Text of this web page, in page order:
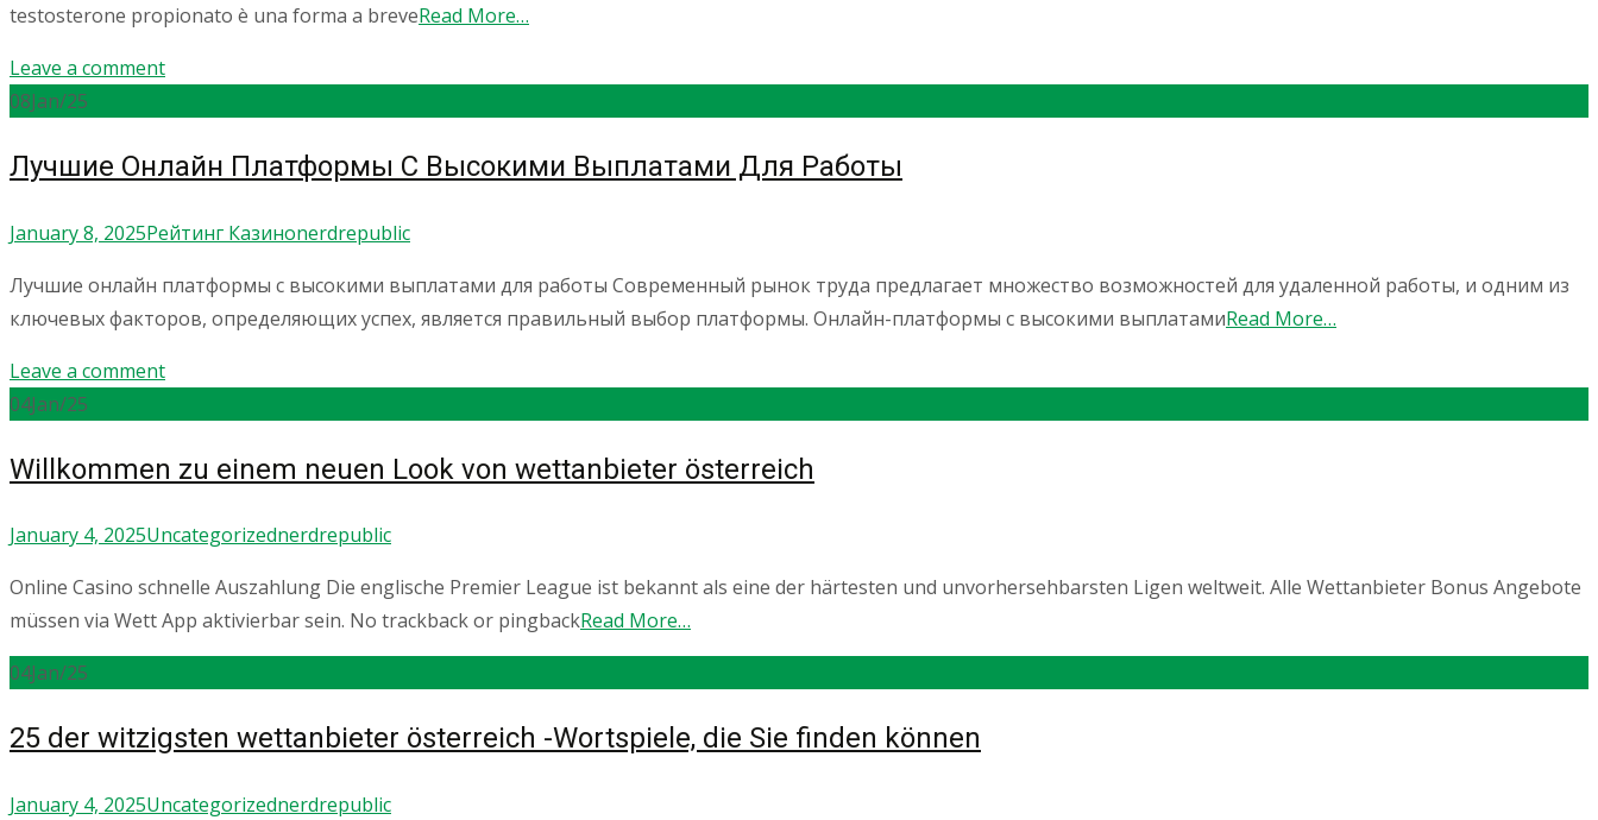
testosterone propionato è una forma a breveRead More…
Leave a comment
08Jan/25
Лучшие Онлайн Платформы С Высокими Выплатами Для Работы
January 8, 2025Рейтинг Казиноnerdrepublic
Лучшие онлайн платформы с высокими выплатами для работы Современный рынок труда предлагает множество возможностей для удаленной работы, и одним из
ключевых факторов, определяющих успех, является правильный выбор платформы. Онлайн-платформы с высокими выплатамиRead More…
Leave a comment
04Jan/25
Willkommen zu einem neuen Look von wettanbieter österreich
January 4, 2025Uncategorizednerdrepublic
Online Casino schnelle Auszahlung Die englische Premier League ist bekannt als eine der härtesten und unvorhersehbarsten Ligen weltweit. Alle Wettanbieter Bonus Angebote
müssen via Wett App aktivierbar sein. No trackback or pingbackRead More…
04Jan/25
25 der witzigsten wettanbieter österreich -Wortspiele, die Sie finden können
January 4, 2025Uncategorizednerdrepublic